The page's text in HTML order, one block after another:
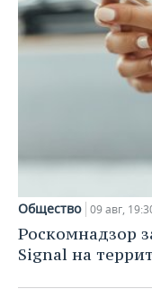
Общество 09 авг,
Роскомнадзор
Signal на